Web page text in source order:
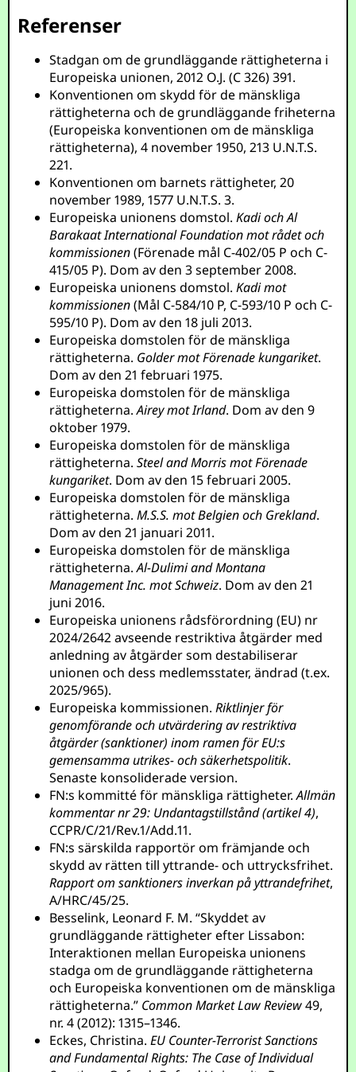
Referenser
Stadgan om de grundläggande rättigheterna i
Europeiska unionen, 2012 O.J. (C 326) 391.
Konventionen om skydd för de mänskliga
rättigheterna och de grundläggande friheterna
(Europeiska konventionen om de mänskliga
rättigheterna), 4 november 1950, 213 U.N.T.S.
221.
Konventionen om barnets rättigheter, 20
november 1989, 1577 U.N.T.S. 3.
Europeiska unionens domstol.Kadi och Al
Barakaat International Foundation mot rådet och
kommissionen(Förenade mål C-402/05 P och C-
415/05 P). Dom av den 3 september 2008.
Europeiska unionens domstol.Kadi mot
kommissionen(Mål C-584/10 P, C-593/10 P och C-
595/10 P). Dom av den 18 juli 2013.
Europeiska domstolen för de mänskliga
rättigheterna. Golder mot Förenade kungariket.
Dom av den 21 februari 1975.
Europeiska domstolen för de mänskliga
rättigheterna.Airey mot Irland. Dom av den 9
oktober 1979.
Europeiska domstolen för de mänskliga
rättigheterna.Steel and Morris mot Förenade
kungariket. Dom av den 15 februari 2005.
Europeiska domstolen för de mänskliga
rättigheterna.M.S.S. mot Belgien och Grekland.
Dom av den 21 januari 2011.
Europeiska domstolen för de mänskliga
rättigheterna.Al-Dulimi and Montana
Management Inc. mot Schweiz. Dom av den 21
juni 2016.
Europeiska unionens rådsförordning (EU) nr
2024/2642 avseende restriktiva åtgärder med
anledning av åtgärder som destabiliserar
unionen och dess medlemsstater, ändrad (t.ex.
2025/965).
Europeiska kommissionen.Riktlinjer för
genomförande och utvärdering av restriktiva
åtgärder (sanktioner) inom ramen för EU:s
gemensamma utrikes- och säkerhetspolitik.
Senaste konsoliderade version.
FN:s kommitté för mänskliga rättigheter.Allmän
kommentar nr 29: Undantagstillstånd (artikel 4),
CCPR/C/21/Rev.1/Add.11.
FN:s särskilda rapportör om främjande och
skydd av rätten till yttrande- och uttrycksfrihet.
Rapport om sanktioners inverkan på yttrandefrihet,
A/HRC/45/25.
Besselink, Leonard F. M. “Skyddet av
grundläggande rättigheter efter Lissabon:
Interaktionen mellan Europeiska unionens
stadga om de grundläggande rättigheterna
och Europeiska konventionen om de mänskliga
rättigheterna.” Common Market Law Review49,
nr. 4 (2012): 1315–1346.
Eckes, Christina.EU Counter-Terrorist Sanctions
and Fundamental Rights: The Case of Individual